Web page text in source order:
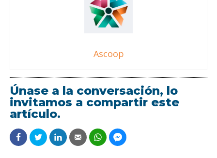
Ascoop
Únase a la conversación, lo
invitamos a compartir este
artículo.